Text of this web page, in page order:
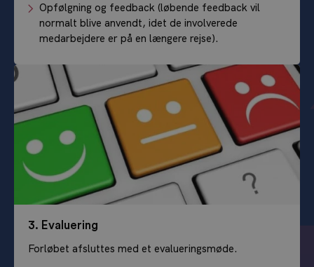
Opfølgning og feedback (løbende feedback vil
normalt blive anvendt, idet de involverede
medarbejdere er på en længere rejse).
3. Evaluering
Forløbet afsluttes med et evalueringsmøde.